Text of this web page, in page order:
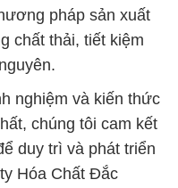
pháp sản xuất
chất thải, tiết kiệm
nghiệm và kiến thức
chúng tôi cam kết
duy trì và phát triển
Hóa Chất Đắc